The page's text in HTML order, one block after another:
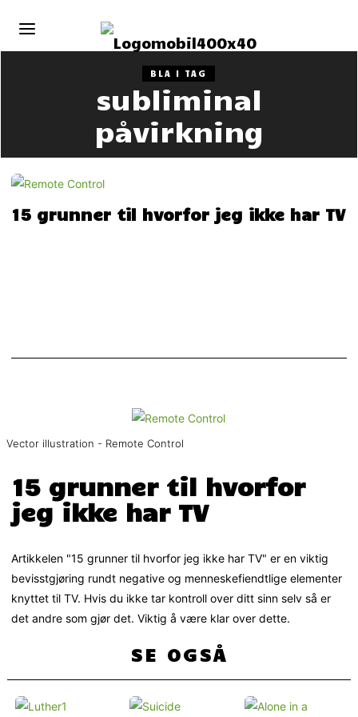
BLA I TAG
subliminal
påvirkning
15 grunner til hvorfor jeg ikke har TV
Vector illustration - Remote Control
15 grunner til hvorfor
jeg ikke har TV
Artikkelen "15 grunner til hvorfor jeg ikke har TV" er en viktig
bevisstgjøring rundt negative og menneskefiendtlige elementer
knyttet til TV. Hvis du ikke tar kontroll over ditt sinn selv så er
det andre som gjør det. Viktig å være klar over dette.
SE OGSÅ